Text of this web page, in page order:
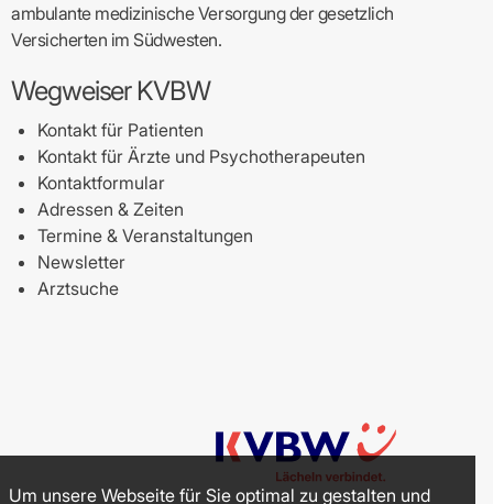
ambulante medizinische Versorgung der gesetzlich
Versicherten im Südwesten.
Wegweiser KVBW
Kontakt für Patienten
Kontakt für Ärzte und Psychotherapeuten
Kontaktformular
Adressen & Zeiten
Termine & Veranstaltungen
Newsletter
Arztsuche
Um unsere Webseite für Sie optimal zu gestalten und